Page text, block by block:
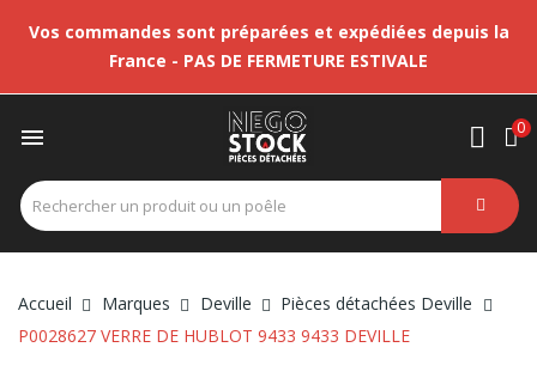
Vos commandes sont préparées et expédiées depuis la
France - PAS DE FERMETURE ESTIVALE
 0
Accueil Marques Deville
Pièces détachées Deville
P0028627 VERRE DE HUBLOT 9433 9433 DEVILLE